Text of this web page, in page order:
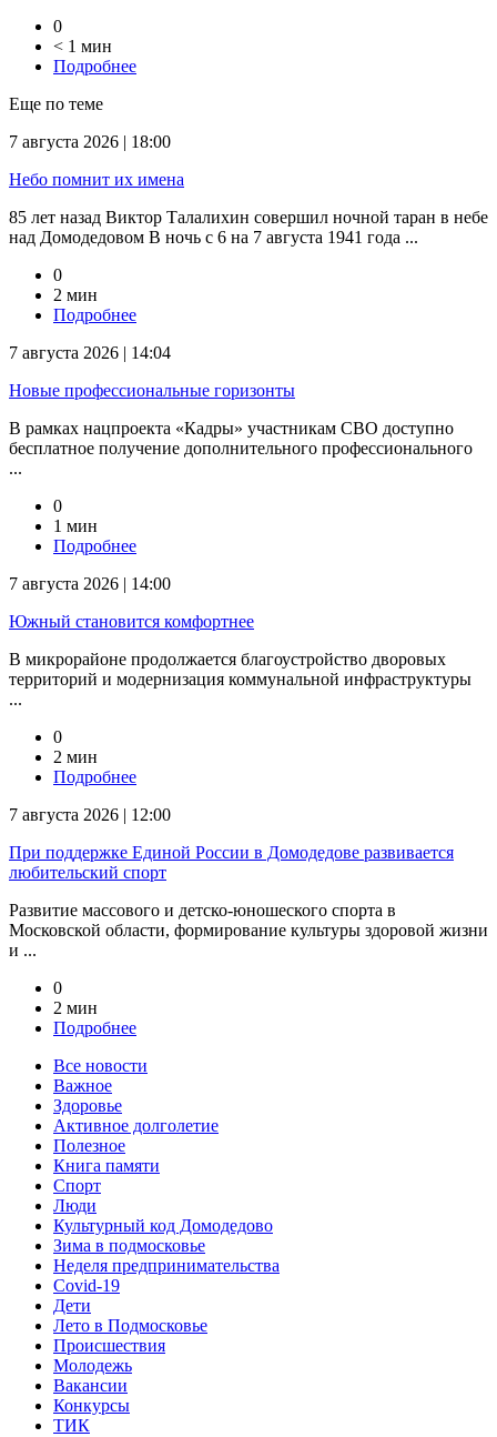
0
< 1 мин
Подробнее
Еще по теме
7 августа 2026 | 18:00
Небо помнит их имена
85 лет назад Виктор Талалихин совершил ночной таран в небе
над Домодедовом В ночь с 6 на 7 августа 1941 года ...
0
2 мин
Подробнее
7 августа 2026 | 14:04
Новые профессиональные горизонты
В рамках нацпроекта «Кадры» участникам СВО доступно
бесплатное получение дополнительного профессионального
...
0
1 мин
Подробнее
7 августа 2026 | 14:00
Южный становится комфортнее
В микрорайоне продолжается благоустройство дворовых
территорий и модернизация коммунальной инфраструктуры
...
0
2 мин
Подробнее
7 августа 2026 | 12:00
При поддержке Единой России в Домодедове развивается
любительский спорт
Развитие массового и детско-юношеского спорта в
Московской области, формирование культуры здоровой жизни
и ...
0
2 мин
Подробнее
Все новости
Важное
Здоровье
Активное долголетие
Полезное
Книга памяти
Спорт
Люди
Культурный код Домодедово
Зима в подмосковье
Неделя предпринимательства
Covid-19
Дети
Лето в Подмосковье
Происшествия
Молодежь
Вакансии
Конкурсы
ТИК